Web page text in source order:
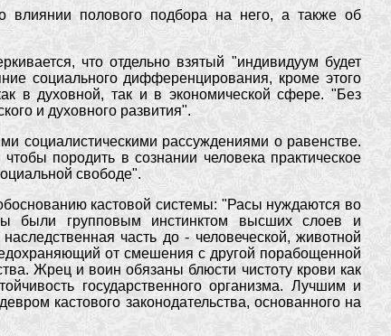
влиянии полового подбора на него, а также об
что отдельно взятый "индивидуум будет
социального дифференцирования, кроме этого
в духовной, так и в экономической сфере. "Без
и духовного развития".
социалистическими рассуждениями о равенстве.
породить в сознании человека практическое
свободе".
кастовой системы: "Расы нуждаются во
были групповым инстинктом высших слоев и
часть до - человеческой, животной
от смешения с другой порабощенной
Жрец и воин обязаны блюсти чистоту крови как
государственного организма. Лучшим и
кастового законодательства, основанного на